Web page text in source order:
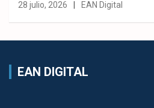
28 julio, 2026 EAN Digital
EAN DIGITAL